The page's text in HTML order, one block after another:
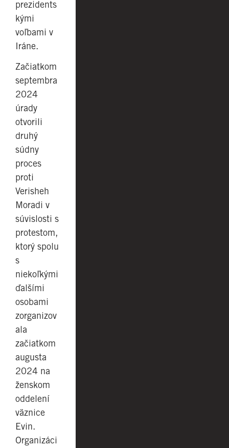
prezidents
kými
voľbami v
Iráne.
Začiatkom
septembra
2024
úrady
otvorili
druhý
súdny
proces
proti
Verisheh
Moradi v
súvislosti s
protestom,
ktorý spolu
s
niekoľkými
ďalšími
osobami
zorganizov
ala
začiatkom
augusta
2024 na
ženskom
oddelení
väznice
Evin.
Organizáci